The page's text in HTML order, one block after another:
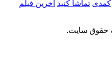
کمدی تماشا کنید آخرین فیلم
حقوق سایت.